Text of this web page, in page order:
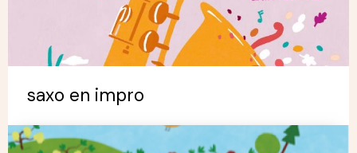
saxo en impro